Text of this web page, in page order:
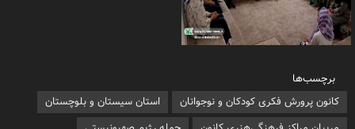
برچسب‌ها
کانون پرورش فکری کودکان و نوجوانان
استان سیستان و بلوچستان